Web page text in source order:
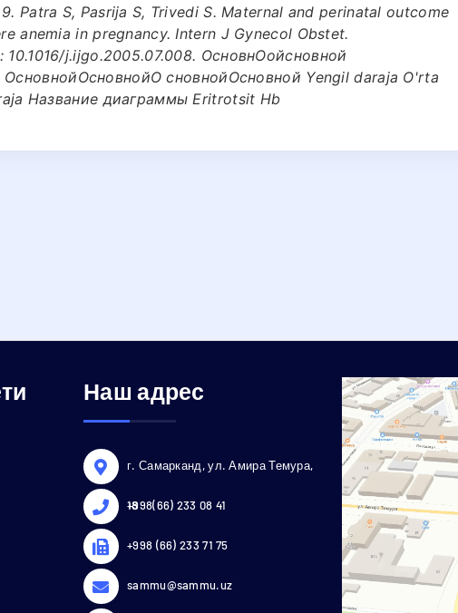
Patra S, Pasrija S, Trivedi S. Maternal and perinatal outcome
anemia in pregnancy. Intern J Gynecol Obstet.
10.1016/j.ijgo.2005.07.008. ОсновнОойсновной
сновнойОсновной Yengil daraja O'rta
Название диаграммы Eritrotsit Hb
Наш адрес
г. Самарканд, ул. Амира Темура,
18
+998(66) 233 08 41
+998 (66) 233 71 75
sammu@sammu.uz